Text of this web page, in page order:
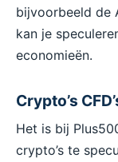
bijvoorbeeld de
kan je
economieën.
Crypto’s
Het is bij
crypto’s te